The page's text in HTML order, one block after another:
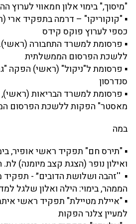
"מיסוך," בימוי אלון חמאווי לערוץ
▪ "קוקוריקו" – דרמה בתפקיד ארי
כספי לערוץ פוקס קידס
▪ פרסומת למשרד התחבורה (ראשי).
ללשכת הפרסום הממשלתית
▪ פרסומת ל"ניקול" (ראשי) הפקה
סנדרסון
▪ פרסומת למשרד הבריאות
מאסטר" הפקות ללשכת הפרסום
במה
▪ "תירס חם" תפקיד ראשי אופיר,
ואילון נופר (הצגת קצב מיומנה)
▪ ''זהבה ושלושת הדובים״ - תפקיד
הממהר, בימוי: הילה ואלון שלגל
▪ "איילת מטיילת" תפקיד ראשי
למעיין צלנר הפקות